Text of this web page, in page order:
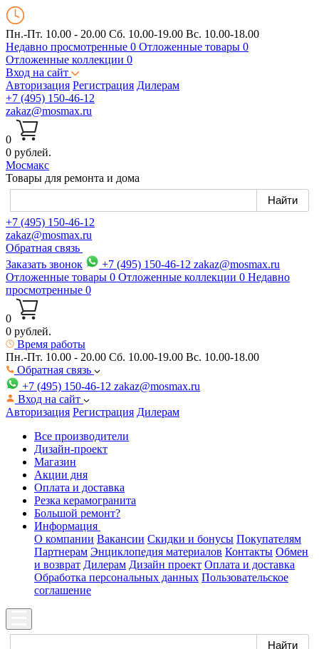
Пн.-Пт. 10.00 - 20.00 Сб. 10.00-19.00 Вс. 10.00-18.00
Недавно просмотренные 0 Отложенные товары 0
Отложенные коллекции 0
Вход на сайт
Авторизация Регистрация Дилерам
+7 (495) 150-46-12
zakaz@mosmax.ru
0
0 рублей.
Мосмакс
Товары для ремонта и дома
+7 (495) 150-46-12
zakaz@mosmax.ru
Обратная связь
Заказать звонок
+7 (495) 150-46-12 zakaz@mosmax.ru
Отложенные товары 0 Отложенные коллекции 0 Недавно
просмотренные 0
0
0 рублей.
Время работы
Пн.-Пт. 10.00 - 20.00 Сб. 10.00-19.00 Вс. 10.00-18.00
Обратная связь
+7 (495) 150-46-12 zakaz@mosmax.ru
Вход на сайт
Авторизация Регистрация Дилерам
Все производители
Дизайн-проект
Магазин
Акции дня
Оплата и доставка
Резка керамогранита
Большой ремонт?
Информация
О компании Вакансии Скидки и бонусы Покупателям
Партнерам Энциклопедия материалов Контакты Обмен
и возврат Дилерам Дизайн проект Оплата и доставка
Обработка персональных данных Пользовательское
соглашение